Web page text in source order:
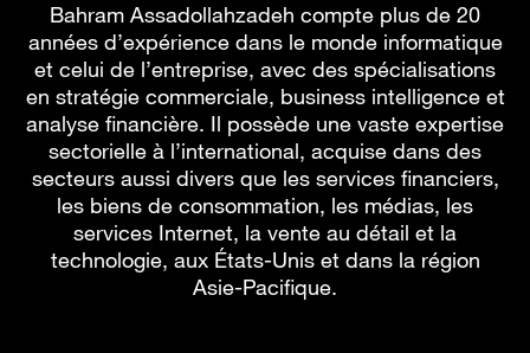
Bahram Assadollahzadeh compte plus de 20
années d’expérience dans le monde informatique
et celui de l’entreprise, avec des spécialisations
en stratégie commerciale, business intelligence et
analyse financière. Il possède une vaste expertise
sectorielle à l’international, acquise dans des
secteurs aussi divers que les services financiers,
les biens de consommation, les médias, les
services Internet, la vente au détail et la
technologie, aux États-Unis et dans la région
Asie-Pacifique.